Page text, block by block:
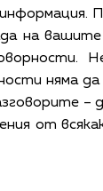
на
няма
–
от